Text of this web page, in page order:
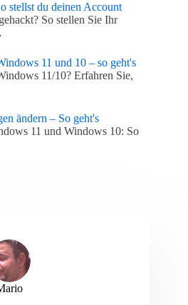
stellst du deinen Account
So stellen Sie Ihr
11 und 10 – so geht's
11/10? Erfahren Sie,
ändern – So geht's
11 und Windows 10: So